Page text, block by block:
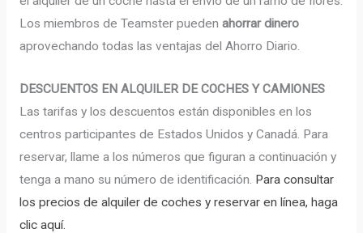
Los miembros de Teamster pueden ahorrar dinero
aprovechando todas las ventajas del Ahorro Diario.
DESCUENTOS EN ALQUILER DE COCHES Y CAMIONES
Las tarifas y los descuentos están disponibles en los
centros participantes de Estados Unidos y Canadá. Para
reservar, llame a los números que figuran a continuación y
tenga a mano su número de identificación. Para consultar
los precios de alquiler de coches y reservar en línea, haga
clic aquí.